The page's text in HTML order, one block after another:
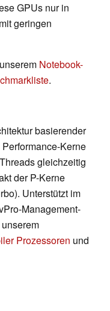
GPUs nur in
geringen
Notebook-
.
basierender
Kerne
gleichzeitig
der P-Kerne
Unterstützt im
Management-
Prozessoren und